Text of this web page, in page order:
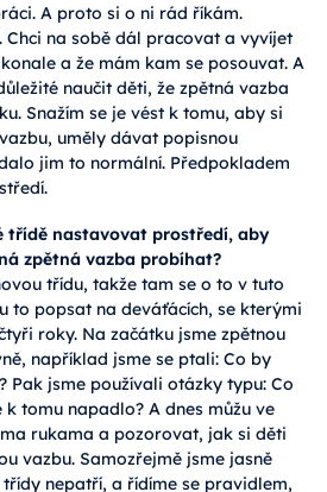
A proto si o ni rád říkám.
Chci na sobě dál pracovat a vyvíjet
a že mám kam se posouvat. A
naučit děti, že zpětná vazba
Snažím se je vést k tomu, aby si
uměly dávat popisnou
jim to normální. Předpokladem
třídě nastavovat prostředí, aby
zpětná vazba probíhat?
třídu, takže tam se o to v tuto
to popsat na deváťácích, se kterými
roky. Na začátku jsme zpětnou
například jsme se ptali: Co by
Pak jsme používali otázky typu: Co
tomu napadlo? A dnes můžu ve
rukama a pozorovat, jak si děti
vazbu. Samozřejmě jsme jasně
nepatří, a řídíme se pravidlem,